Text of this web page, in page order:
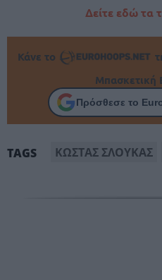
Δείτε εδώ τα
Κάνε το
Μπασκετική
Πρόσθεσε το
TAGS ΚΩΣΤΑΣ ΣΛΟΥΚΑΣ